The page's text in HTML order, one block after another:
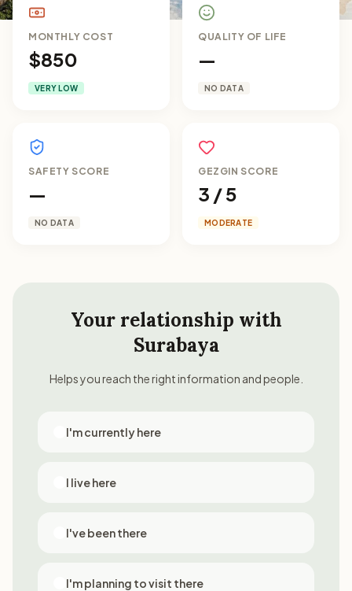
MONTHLY COST
$850
VERY LOW
QUALITY OF LIFE
—
NO DATA
SAFETY SCORE
—
NO DATA
GEZGIN SCORE
3 / 5
MODERATE
Your relationship with
Surabaya
Helps you reach the right information and people.
I'm currently here
I live here
I've been there
I'm planning to visit there